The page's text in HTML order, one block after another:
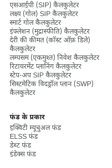
एसआईपी (SIP) कैलकुलेटर
लक्ष्‍य (गोल) SIP कैलकुलेटर
स्मार्ट गोल कैलकुलेटर
इंफ्लेशन (मुद्रास्फीति) कैलकुलेटर
देरी की कीमत (कॉस्ट ऑफ़ डिले)
कैलकुलेटर
लम्पसम (एकमुश्त) निवेश कैलकुलेटर
रिटायरमेंट प्लानिंग कैलकुलेटर
स्टेप-अप SIP कैलकुलेटर
सिस्टमेटिक विदड्रॉल प्लान (SWP)
कैलकुलेटर
फंड के प्रकार
इक्विटी म्यूचुअल फंड
ELSS फंड
डेब्ट फंड
इंडेक्स फंड